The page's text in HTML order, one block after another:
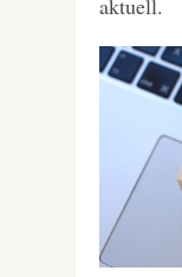
aktuell.